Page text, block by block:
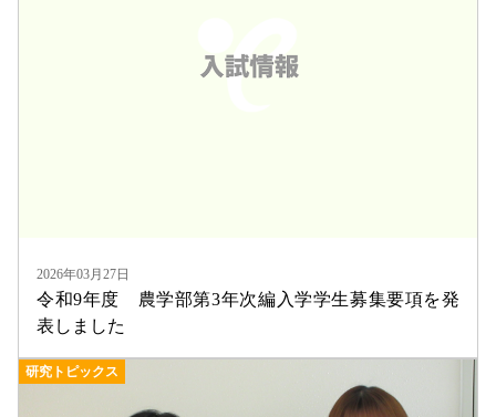
2026年03月27日
令和9年度 農学部第3年次編入学学生募集要項を発
表しました
研究トピックス